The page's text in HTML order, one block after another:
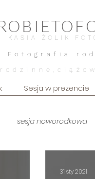
KASIA ŻOLIK
Fotografia
Sesja w prezencie
sesja noworodkowa
31 sty 2021